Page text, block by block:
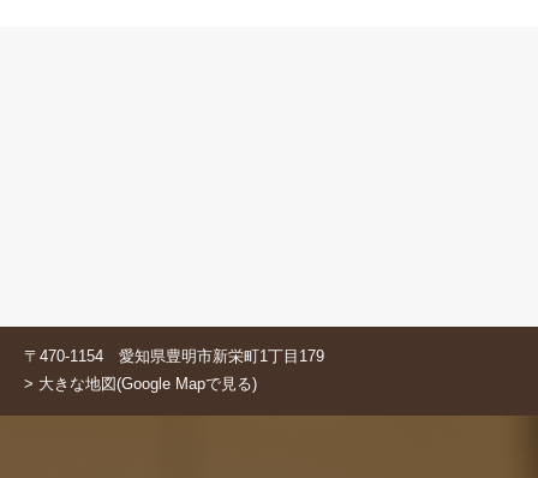
〒470-1154 愛知県豊明市新栄町1丁目179
> 大きな地図(Google Mapで見る)